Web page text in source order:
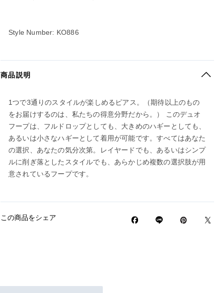
Style Number: KO886
商品説明
1つで3通りのスタイルが楽しめるピアス。（期待以上のもの
をお届けするのは、私たちの得意分野だから。） このデュオ
フープは、フルドロップとしても、大きめのハギーとしても、
あるいは小さなハギーとして着用が可能です。すべてはあなた
の選択、あなたの気分次第。レイヤードでも、あるいはシンプ
ルに削ぎ落としたスタイルでも、あらかじめ複数の選択肢が用
意されているフープです。
この商品をシェア